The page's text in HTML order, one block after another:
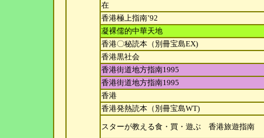
在
香港極上指南’92
凝裸儒的中華天地
香港〇秘読本（別冊宝島EX)
香港黒社会
香港街道地方指南1995
香港街道地方指南1995
香港
香港発熱読本（別冊宝島WT)
スターが教える食・買・遊ぶ 香港旅遊指南